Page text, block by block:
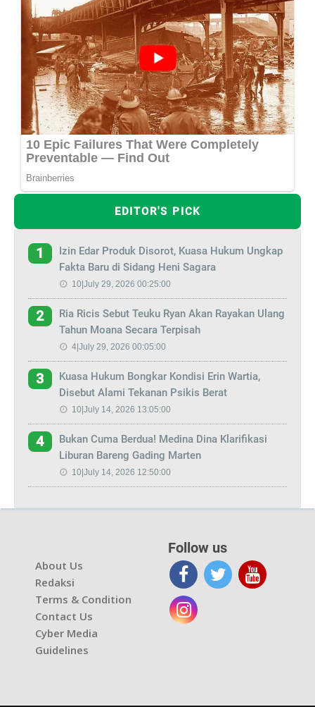
EDITOR'S PICK
1
Izin Edar Produk Disorot, Kuasa Hukum Ungkap
Fakta Baru di Sidang Heni Sagara
10|July 29, 2026 00:25:00
2
Ria Ricis Sebut Teuku Ryan Akan Rayakan Ulang
Tahun Moana Secara Terpisah
4|July 29, 2026 00:05:00
3
Kuasa Hukum Bongkar Kondisi Erin Wartia,
Disebut Alami Tekanan Psikis Berat
10|July 14, 2026 13:05:00
4
Bukan Cuma Berdua! Medina Dina Klarifikasi
Liburan Bareng Gading Marten
10|July 14, 2026 12:50:00
About Us
Redaksi
Terms & Condition
Contact Us
Cyber Media
Guidelines
Follow us